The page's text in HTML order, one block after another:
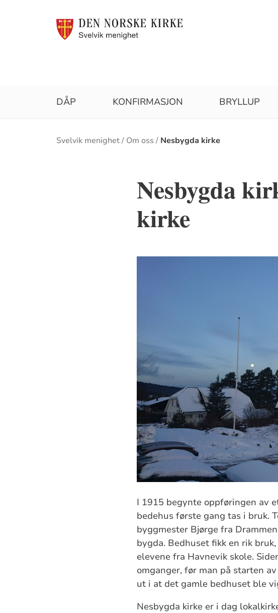
DÅP KONFIRMASJON BRYLLUP
Brødsmulesti
Svelvik menighet Om oss Nesbygda kirke
Nesbygda
kirke
I 1915 begynte oppføringen av
bedehus første gang tas i bruk.
byggmester Bjørge fra
bygda. Bedhuset fikk en rik
elevene fra Havnevik skole.
omganger, før man på starten
ut i at det gamle bedhuset ble
Nesbygda kirke er i dag